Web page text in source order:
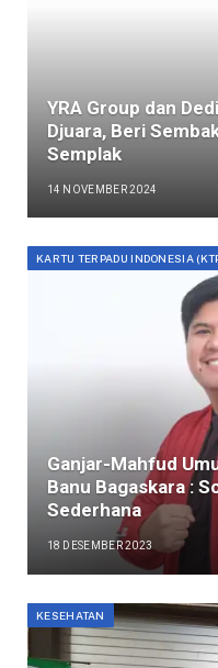
YRA Group dan
Djuara, Beri
Semplak
14 NOVEMBER 2024
KARTU TERPADU INDONESIA
Ganjar-Mahfud
Banu Bagaskara :
Sederhana
18 DESEMBER 2023
KESEHATAN